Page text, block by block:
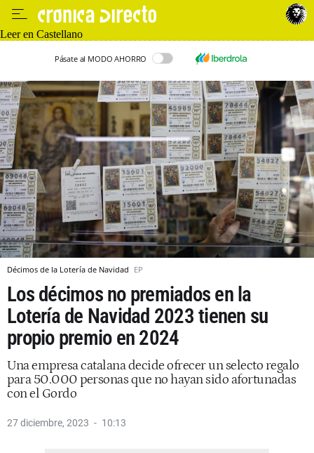
Leer en Castellano
Pásate al MODO AHORRO
Décimos de la Lotería de Navidad EP
Los décimos no premiados en la
Lotería de Navidad 2023 tienen su
propio premio en 2024
Una empresa catalana decide ofrecer un selecto regalo
para 50.000 personas que no hayan sido afortunadas
con el Gordo
27 diciembre, 2023 10:13